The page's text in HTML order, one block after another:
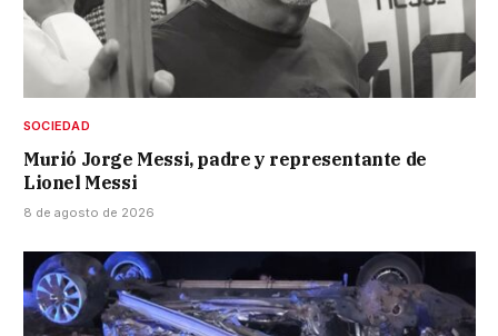
SOCIEDAD
Murió Jorge Messi, padre y representante de
Lionel Messi
8 de agosto de 2026